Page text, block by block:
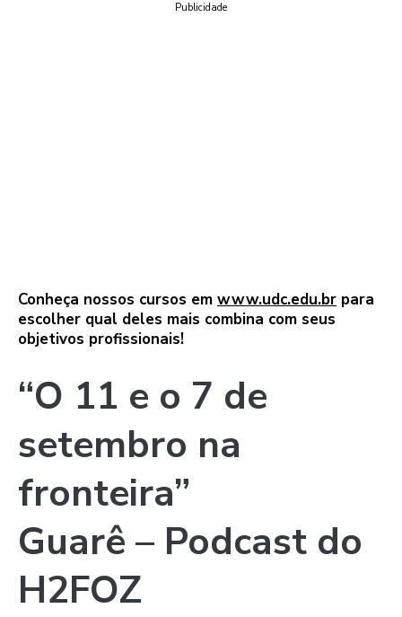
Publicidade
Conheça nossos cursos em www.udc.edu.br para
escolher qual deles mais combina com seus
objetivos profissionais!
“O 11 e o 7 de
setembro na
fronteira”
Guarê – Podcast do
H2FOZ